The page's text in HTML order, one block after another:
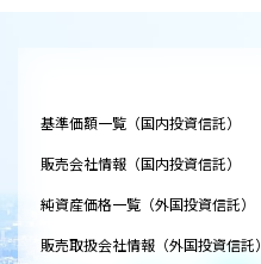
基準価額一覧（国内投資信託）
販売会社情報（国内投資信託）
純資産価格一覧（外国投資信託）
販売取扱会社情報（外国投資信託）